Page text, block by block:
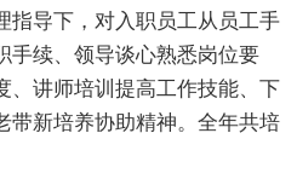
指导下，对入职员工从员工手
手续、领导谈心熟悉岗位要
、讲师培训提高工作技能、下
带新培养协助精神。全年共培